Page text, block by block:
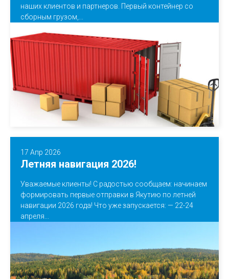
наших клиентов и партнеров. Первый контейнер со
сборным грузом,...
17 Апр 2026
Летняя навигация 2026!
Уважаемые клиенты! С радостью сообщаем: начинаем
формировать первые отправки в Якутию по летней
навигации 2026 года! Что уже запускается: — 22-24
апреля...